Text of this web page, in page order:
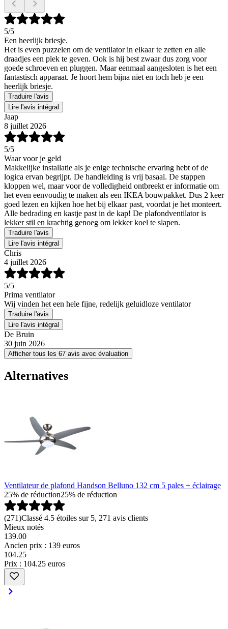
5/5
Een heerlijk briesje.
Het is even puzzelen om de ventilator in elkaar te zetten en alle
draadjes een plek te geven. Ook is hij best zwaar dus zorg voor
goede schroeven en pluggen. Maar eenmaal aangesloten is het een
fantastisch apparaat. Je hoort hem bijna niet en toch heb je een
heerlijk briesje.
Traduire l'avis
Lire l'avis intégral
Jaap
8 juillet 2026
5/5
Waar voor je geld
Makkelijke installatie als je enige technische ervaring hebt of de
logica ervan begrijpt. De handleiding is vrij basaal. De stappen
kloppen wel, maar voor de volledigheid ontbreekt er informatie om
het even eenvoudig te maken als een IKEA bouwpakket. Dus 2 keer
goed lezen en kijken hoe het bij elkaar past, voordat je het monteert.
Alle bedrading en kastje past in de kap! De plafondventilator is
lekker stil en krachtig genoeg om lekker koel te slapen.
Traduire l'avis
Lire l'avis intégral
Chris
4 juillet 2026
5/5
Prima ventilator
Wij vinden het een hele fijne, redelijk geluidloze ventilator
Traduire l'avis
Lire l'avis intégral
De Bruin
30 juin 2026
Afficher tous les 67 avis avec évaluation
Alternatives
Ventilateur de plafond Handson Belluno 132 cm 5 pales + éclairage
25% de réduction25% de réduction
(271)Classé 4.5 étoiles sur 5, 271 avis clients
Mieux notés
139.00
Ancien prix : 139 euros
104.25
Prix : 104.25 euros